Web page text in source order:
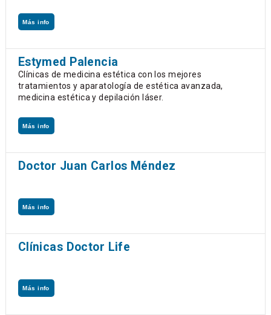
Más info
Estymed Palencia
Clínicas de medicina estética con los mejores
tratamientos y aparatología de estética avanzada,
medicina estética y depilación láser.
Más info
Doctor Juan Carlos Méndez
Más info
Clínicas Doctor Life
Más info